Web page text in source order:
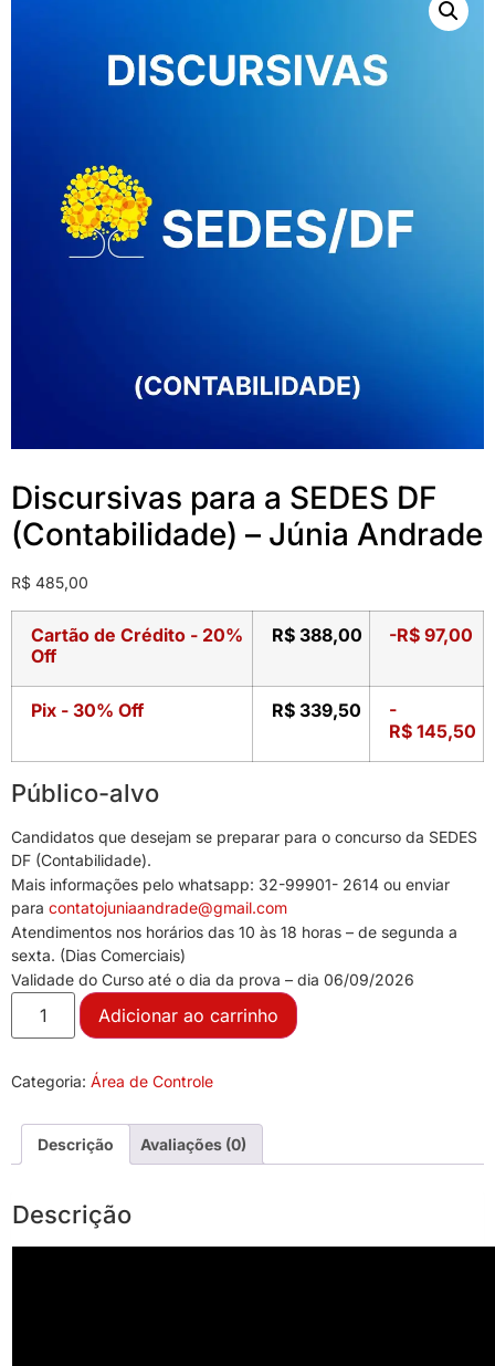
Discursivas para a SEDES DF
(Contabilidade) – Júnia Andrade
R$ 485,00
Cartão de Crédito - 20%
Off
R$ 388,00 -R$ 97,00
Pix - 30% Off R$ 339,50
-
R$ 145,50
Público-alvo
Candidatos que desejam se preparar para o concurso da SEDES
DF (Contabilidade).
Mais informações pelo whatsapp: 32-99901- 2614 ou enviar
para contatojuniaandrade@gmail.com
Atendimentos nos horários das 10 às 18 horas – de segunda a
sexta. (Dias Comerciais)
Validade do Curso até o dia da prova – dia 06/09/2026
Adicionar ao carrinho
Categoria: Área de Controle
Descrição Avaliações (0)
Descrição